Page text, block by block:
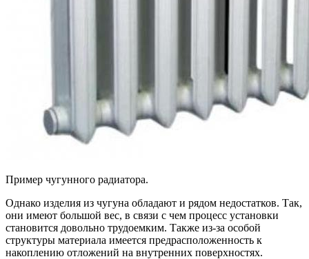
Пример чугунного радиатора.
Однако изделия из чугуна обладают и рядом недостатков. Так,
они имеют большой вес, в связи с чем процесс установки
становится довольно трудоемким. Также из-за особой
структуры материала имеется предрасположенность к
накоплению отложений на внутренних поверхностях.